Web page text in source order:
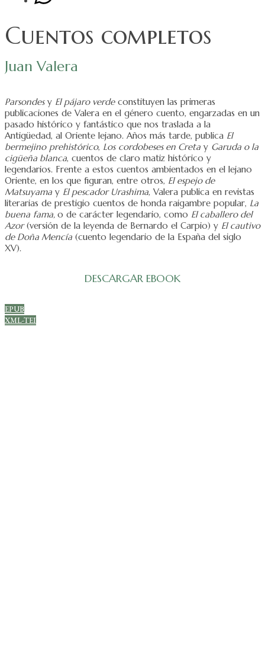
Cuentos completos
Juan Valera
Parsondesy El pájaro verdeconstituyen las primeras
publicaciones de Valera en el género cuento, engarzadas en un
pasado histórico y fantástico que nos traslada a la
Antigüedad, al Oriente lejano. Años más tarde, publica El
bermejino prehistórico, Los cordobeses en Creta y Garuda o la
cigüeña blanca, cuentos de claro matiz histórico y
legendarios. Frente a estos cuentos ambientados en el lejano
Oriente, en los que figuran, entre otros, El espejo de
Matsuyama y El pescador Urashima, Valera publica en revistas
literarias de prestigio cuentos de honda raigambre popular, La
buena fama, o de carácter legendario, como El caballero del
Azor(versión de la leyenda de Bernardo el Carpio) y El cautivo
de Doña Mencía (cuento legendario de la España del siglo
XV).
DESCARGAR EBOOK
EPUB
XML-TEI